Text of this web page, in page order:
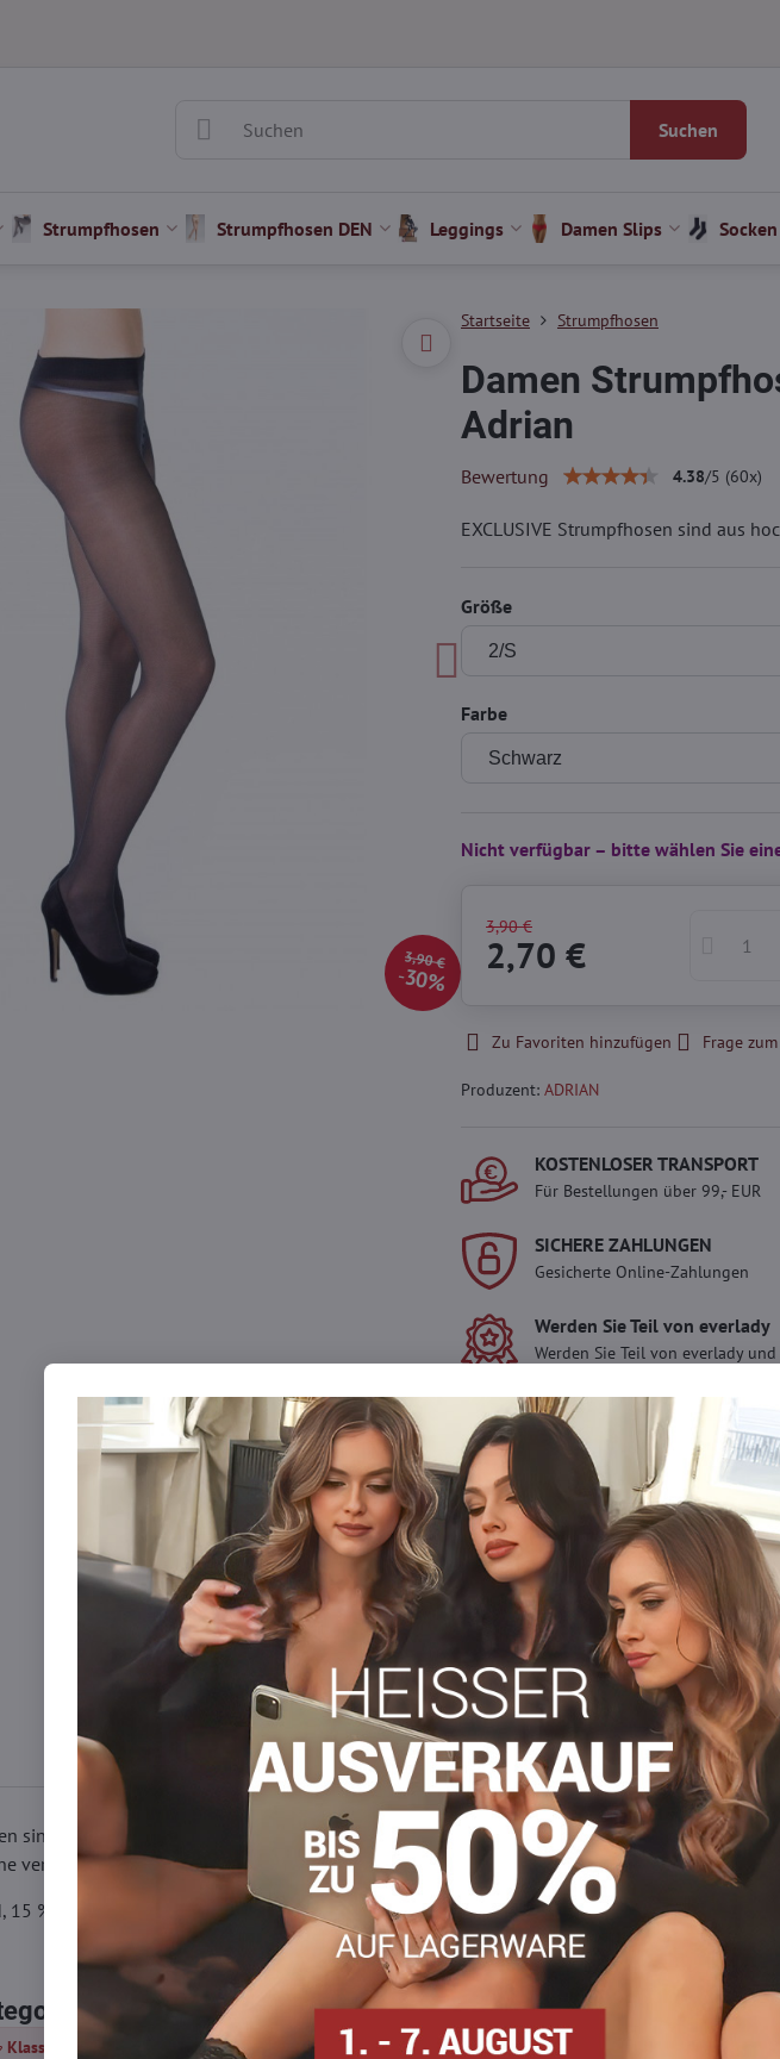
Suchen
Strumpfhosen Strumpfhosen DEN Leggings Damen Slips Socken
3,90 €
30%
Startseite Strumpfhosen
Damen
Adrian
Bewertung 4.38/5 (60x)
EXCLUSIVE Strumpfhosen sind aus
Größe
Farbe
Nicht verfügbar – bitte wählen Sie
3,90 €
2,70 €
Zu Favoriten hinzufügen Frage
Produzent: ADRIAN
KOSTENLOSER TRANSPORT
Für Bestellungen über 99,- EUR
SICHERE ZAHLUNGEN
Gesicherte Online-Zahlungen
Werden Sie Teil von everlady
Werden Sie Teil von everlady und
Mitgliedervorteilbei jedem
Der Vorteil wird automatisch im
Warenkorb angewendet.
Möchten Sie mehr
haben?
Zögern Sie nicht, uns zu
info​@everlady​.eu
Beschreibung Bewertungen 0 Diskussion 0
sind aus hochwertigem Lycra-Material gefertigt. Geeignet für den Alltag unter eng
verstärkte Spitze.
% Elasthan
Klassische Strumpfhosen Dünne Strumpfhosen Strumpfhosen DEN Strumpfhosen